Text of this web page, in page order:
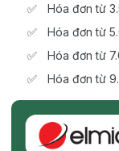
Hóa đơn từ
Hóa đơn từ
Hóa đơn từ
Hóa đơn từ